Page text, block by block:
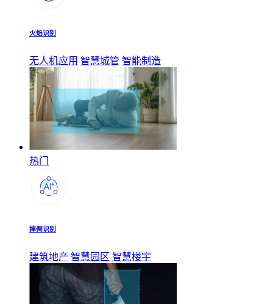
火焰识别
无人机应用 智慧城管 智能制造
热门
摔倒识别
建筑地产 智慧园区 智慧楼宇